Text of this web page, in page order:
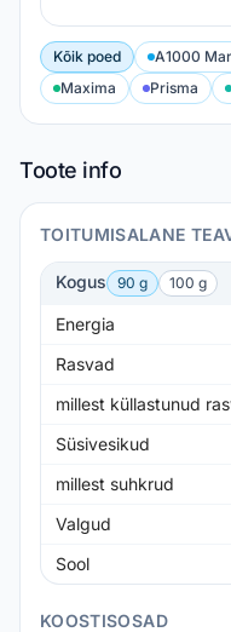
Kõik poed A1000
Maxima
Prisma
Toote info
TOITUMISALANE
Kogus 90 g 100 g
Energia
Rasvad
millest küllastunud
Süsivesikud
millest suhkrud
Valgud
Sool
KOOSTISOSAD